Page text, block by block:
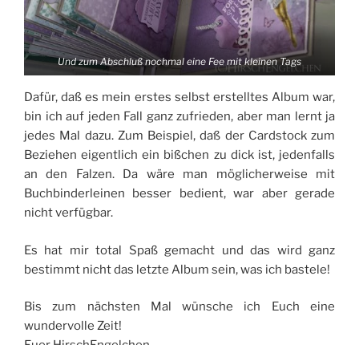
Und zum Abschluß nochmal eine Fee mit kleinen Tags
Dafür, daß es mein erstes selbst erstelltes Album war,
bin ich auf jeden Fall ganz zufrieden, aber man lernt ja
jedes Mal dazu. Zum Beispiel, daß der Cardstock zum
Beziehen eigentlich ein bißchen zu dick ist, jedenfalls
an den Falzen. Da wäre man möglicherweise mit
Buchbinderleinen besser bedient, war aber gerade
nicht verfügbar.
Es hat mir total Spaß gemacht und das wird ganz
bestimmt nicht das letzte Album sein, was ich bastele!
Bis zum nächsten Mal wünsche ich Euch eine
wundervolle Zeit!